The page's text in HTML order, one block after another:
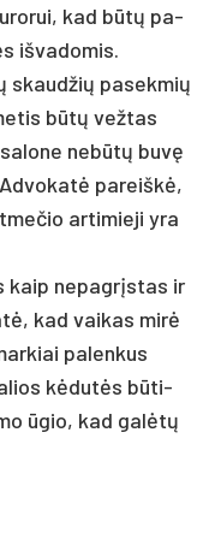
kad būtų pa­
iš­va­do­mis.
skaud­žių pa­sek­mių
būtų vež­tas
ne­būtų buvę
pa­reiškė,
ar­ti­mie­ji yra
kaip ne­pagrįs­tas ir
kad vai­kas mirė
pa­len­kus
kėdutės būti­
ūgio, kad galėtų